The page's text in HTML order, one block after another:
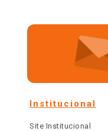
Institucional
Site Institucional